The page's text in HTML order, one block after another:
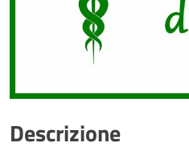
Descrizione